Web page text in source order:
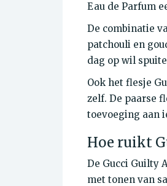
Eau de Parfum
De combinatie
patchouli en
dag op wil
Ook het flesje
zelf. De paarse
toevoeging aan
Hoe ruikt
De Gucci Guilty
met tonen van